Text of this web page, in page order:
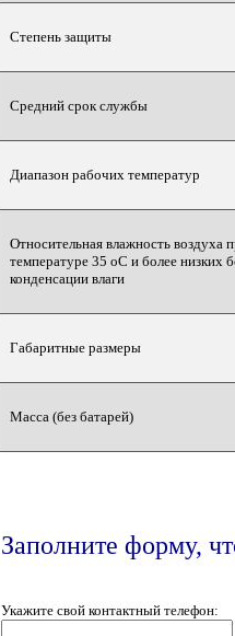
Степень защиты
Средний срок службы
Диапазон рабочих температур
Относительная влажность воздуха
температуре 35 оС и более низких
конденсации влаги
Габаритные размеры
Масса (без батарей)
Заполните форму,
Укажите свой контактный телефон: